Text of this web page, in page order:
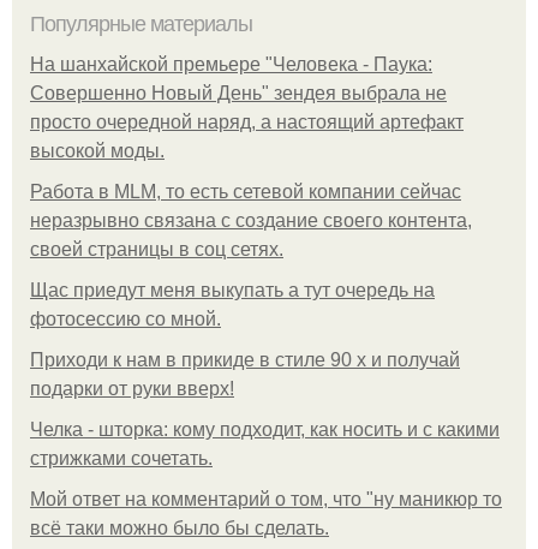
Популярные материалы
На шанхайской премьере "Человека - Паука:
Совершенно Новый День" зендея выбрала не
просто очередной наряд, а настоящий артефакт
высокой моды.
Работа в MLM, то есть сетевой компании сейчас
неразрывно связана с создание своего контента,
своей страницы в соц сетях.
Щас приедут меня выкупать а тут очередь на
фотосессию со мной.
Приходи к нам в прикиде в стиле 90 х и получай
подарки от руки вверх!
Челка - шторка: кому подходит, как носить и с какими
стрижками сочетать.
Мой ответ на комментарий о том, что "ну маникюр то
всё таки можно было бы сделать.